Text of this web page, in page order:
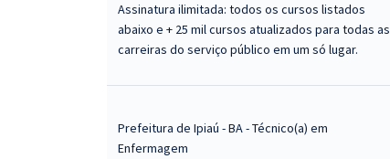
Assinatura ilimitada: todos os cursos listados
abaixo e + 25 mil cursos atualizados para todas as
carreiras do serviço público em um só lugar.
Prefeitura de Ipiaú - BA - Técnico(a) em
Enfermagem